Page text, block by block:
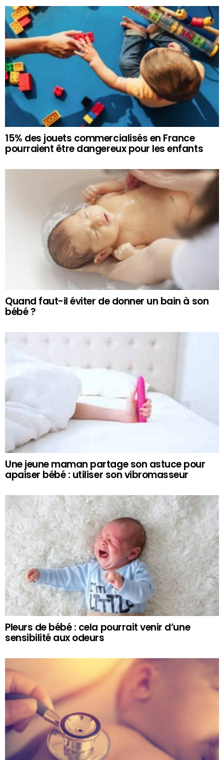
15% des jouets commercialisés en France
pourraient être dangereux pour les enfants
Quand faut-il éviter de donner un bain à son
bébé ?
Une jeune maman partage son astuce pour
apaiser bébé : utiliser son vibromasseur
Pleurs de bébé : cela pourrait venir d’une
sensibilité aux odeurs